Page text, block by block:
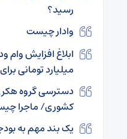
رسید؟
وادار چیست
میلیارد تومانی برای ۲۰ بانک
دسترسی گروه
کشوری/ ماجرا
یک بند مهم به بودجه ۱۴۰۴